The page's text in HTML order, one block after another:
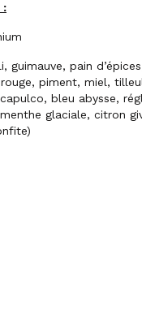
:
guimauve, pain
piment, miel,
bleu abysse,
glaciale, citron